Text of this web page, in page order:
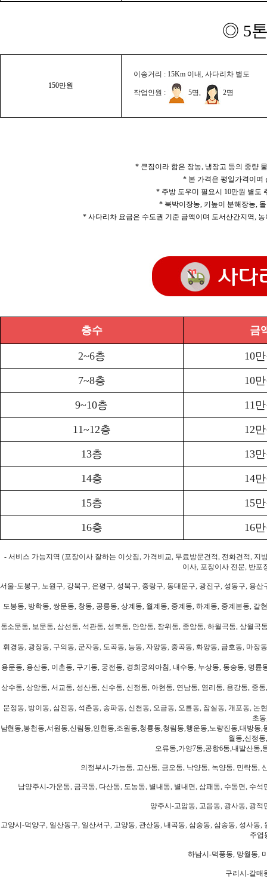
◎ 5
150만원
이송거리 : 15Km 이내, 사다리차 별도
작업인원 : 5명, 2명
* 큰짐이라 함은 장농, 냉장고 등의 중량
* 본 가격은 평일가격이며
* 주방 도우미 필요시 10만원 별도
* 북박이장농, 키높이 분해장농,
* 사다리차 요금은 수도권 기준 금액이며 도서산간지역,
층수 금
2~6층 10
7~8층 10
9~10층 11
11~12층 12
13층 13
14층 14
15층 15
16층 16
- 서비스 가능지역 (포장이사 잘하는 이삿짐, 가격비교, 무료방문견적, 전화견적,
이사, 포장이사 전문, 반포
서울-도봉구, 노원구, 강북구, 은평구, 성북구, 중랑구, 동대문구, 광진구, 성동구, 용
도봉동, 방학동, 쌍문동, 창동, 공릉동, 상계동, 월계동, 중계동, 하계동, 중계본동,
동소문동, 보문동, 삼선동, 석관동, 성북동, 안암동, 장위동, 종암동, 하월곡동, 상월
휘경동, 광장동, 구의동, 군자동, 도곡동, 능동, 자양동, 중곡동, 화양동, 금호동, 마
용문동, 용산동, 이촌동, 구기동, 궁전동, 경희궁의아침, 내수동, 누상동, 동숭동, 명
상수동, 상암동, 서교동, 성산동, 신수동, 신정동, 아현동, 연남동, 염리동, 용강동, 중
문정동, 방이동, 삼전동, 석촌동, 송파동, 신천동, 오금동, 오륜동, 잠실동, 개포동,
초
남현동,봉천동,서원동,신림동,인헌동,조원동,청룡동,청림동,행운동,노량진동,대방
월동,신정
오류동,가양7동,공항6동,내발산동,
의정부시-가능동, 고산동, 금오동, 낙양동, 녹양동, 민락동,
남양주시-가운동, 금곡동, 다산동, 도농동, 별내동, 별내면, 삼패동, 수동면, 수
양주시-고암동, 고읍동, 광사동, 광
고양시-덕양구, 일산동구, 일산서구, 고양동, 관산동, 내곡동, 삼숭동, 삼송동, 성사
주엽
하남시-덕풍동, 망월동,
구리시-갈매